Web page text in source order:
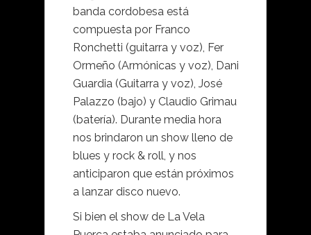
banda cordobesa está
compuesta por Franco
Ronchetti (guitarra y voz), Fer
Ormeño (Armónicas y voz), Dani
Guardia (Guitarra y voz), José
Palazzo (bajo) y Claudio Grimau
(batería). Durante media hora
nos brindaron un show lleno de
blues y rock & roll, y nos
anticiparon que están próximos
a lanzar disco nuevo.
Si bien el show de La Vela